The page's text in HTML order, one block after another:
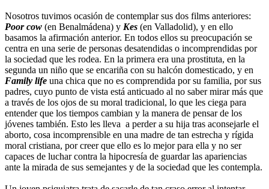
Nosotros tuvimos ocasión de contemplar sus dos films anteriores:
Poor cow (en Benalmádena) y Kes (en Valladolid), y en ello
basamos la afirmación anterior. En todos ellos su preocupación se
centra en una serie de personas desatendidas o incomprendidas por
la sociedad que les rodea. En la primera era una prostituta, en la
segunda un niño que se encariña con su halcón domesticado, y en
Family life una chica que no es comprendida por su familia, por sus
padres, cuyo punto de vista está anticuado al no saber mirar más que
a través de los ojos de su moral tradicional, lo que les ciega para
entender que los tiempos cambian y la manera de pensar de los
jóvenes también. Esto les lleva a perder a su hija tras aconsejarle el
aborto, cosa incomprensible en una madre de tan estrecha y rígida
moral cristiana, por creer que ello es lo mejor para ella y no ser
capaces de luchar contra la hipocresía de guardar las apariencias
ante la mirada de sus semejantes y de la sociedad que les contempla.